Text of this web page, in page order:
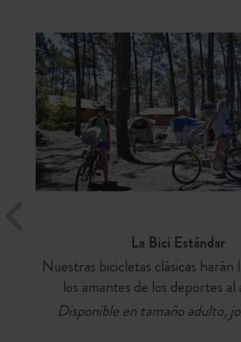
La Bici Estándar
Nuestras bicicletas clásicas harán
los amantes de los deportes al
Disponible en tamaño adulto,